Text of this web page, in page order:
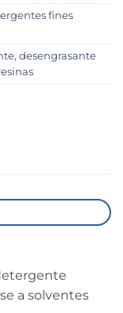
fines
, desengrasante
a solventes